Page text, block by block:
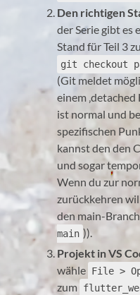
Den richtigen
der Serie gibt es
Stand für Teil 3
git checkout
(Git meldet
einem
ist normal und
spezifischen
kannst den den
und sogar
Wenn du zur
zurückkehren
den main-
main )).
Projekt in VS
wähle File >
zum